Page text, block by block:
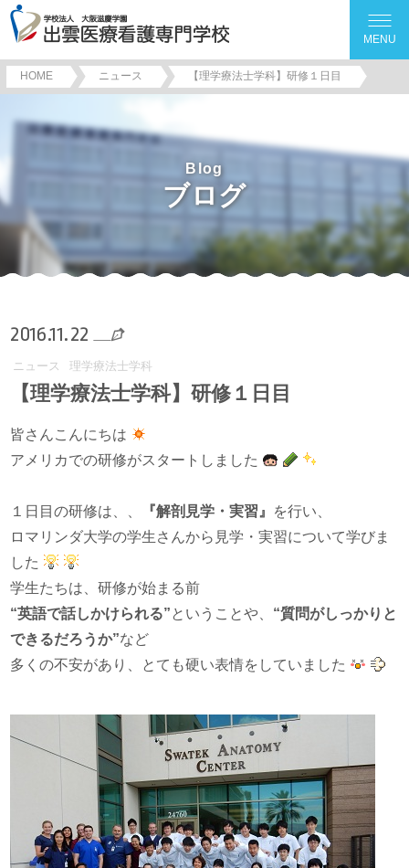
MENU
HOME ニュース 【理学療法士学科】研修１日目
Blog
ブログ
2016.11.22
ニュース 理学療法士学科
【理学療法士学科】研修１日目
皆さんこんにちは
アメリカでの研修がスタートしました
１日目の研修は、、 『解剖見学・実習』
を行い、
ロマリンダ大学の学生さんから見学・実習について学びま
した
学生たちは、研修が始まる前
“英語で話しかけられる”ということや、 “質問がしっかりと
できるだろうか”など
多くの不安があり、とても硬い表情をしていました